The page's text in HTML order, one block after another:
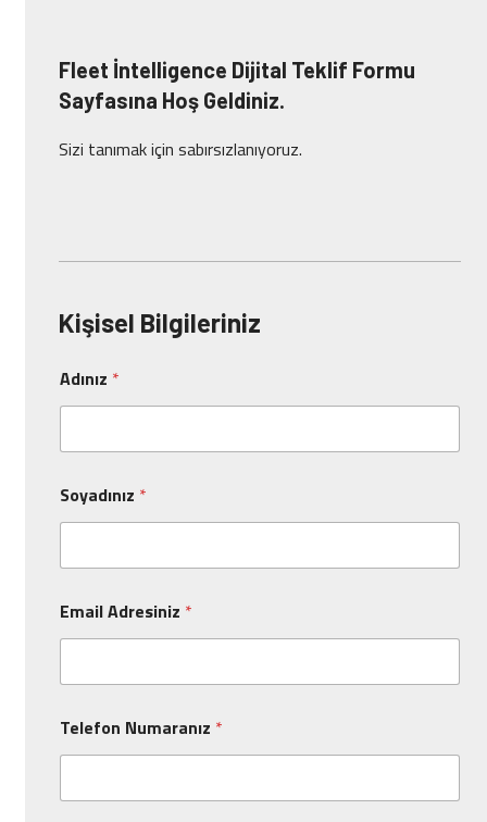
Fleet İntelligence Dijital Teklif Formu
Sayfasına Hoş Geldiniz.
Sizi tanımak için sabırsızlanıyoruz.
Kişisel Bilgileriniz
Adınız *
Soyadınız *
Email Adresiniz *
Telefon Numaranız *